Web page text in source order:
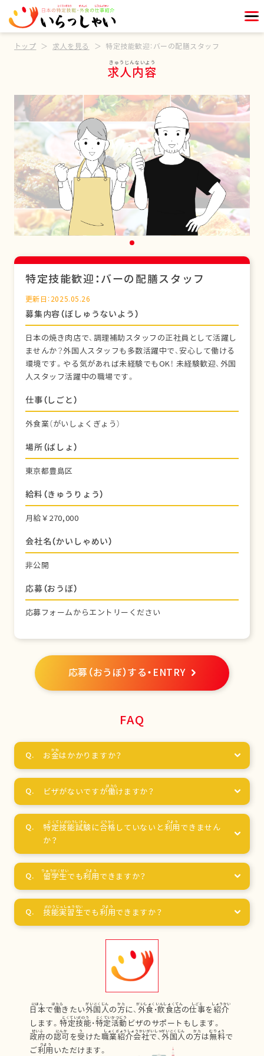
トップ 求人を見る 特定技能歓迎：バーの配膳スタッフ
求人内容
特定技能歓迎：バーの配膳スタッフ
更新日：2025.05.26
募集内容（ぼしゅうないよう）
日本の焼き肉店で、調理補助スタッフの正社員として活躍し
ませんか？外国人スタッフも多数活躍中で、安心して働ける
環境です。やる気があれば未経験でもOK！ 未経験歓迎、外国
人スタッフ活躍中の職場です。
仕事（しごと）
外食業（がいしょくぎょう）
場所（ばしょ）
東京都豊島区
給料（きゅうりょう）
月給￥270,000
会社名（かいしゃめい）
非公開
応募（おうぼ）
応募フォームからエントリーください
応募（おうぼ）する・ENTRY
FAQ
お金はかかりますか？
ビザがないですが働けますか？
特定技能試験に合格 していないと利用 できません
か？
留学生でも利用 できますか？
技能実習生でも利用できますか？
日本で働きたい外国人の方に、 外食 ・飲食店の仕事を紹介
します。特定技能・特定活動 ビザのサポートもします。
政府の認可を受けた職業紹介会社で、 外国人の方は無料で
ご利用 いただけます。